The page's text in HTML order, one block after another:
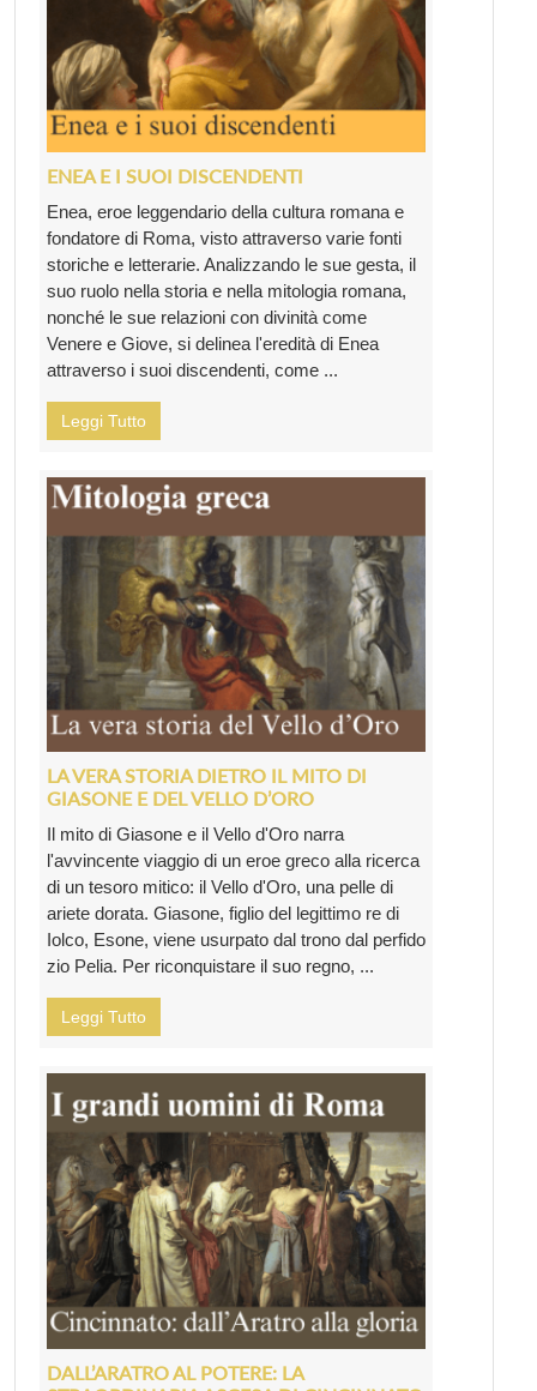
ENEA E I SUOI DISCENDENTI
Enea, eroe leggendario della cultura romana e
fondatore di Roma, visto attraverso varie fonti
storiche e letterarie. Analizzando le sue gesta, il
suo ruolo nella storia e nella mitologia romana,
nonché le sue relazioni con divinità come
Venere e Giove, si delinea l'eredità di Enea
attraverso i suoi discendenti, come ...
Leggi Tutto
LA VERA STORIA DIETRO IL MITO DI
GIASONE E DEL VELLO D’ORO
Il mito di Giasone e il Vello d'Oro narra
l'avvincente viaggio di un eroe greco alla ricerca
di un tesoro mitico: il Vello d'Oro, una pelle di
ariete dorata. Giasone, figlio del legittimo re di
Iolco, Esone, viene usurpato dal trono dal perfido
zio Pelia. Per riconquistare il suo regno, ...
Leggi Tutto
DALL’ARATRO AL POTERE: LA